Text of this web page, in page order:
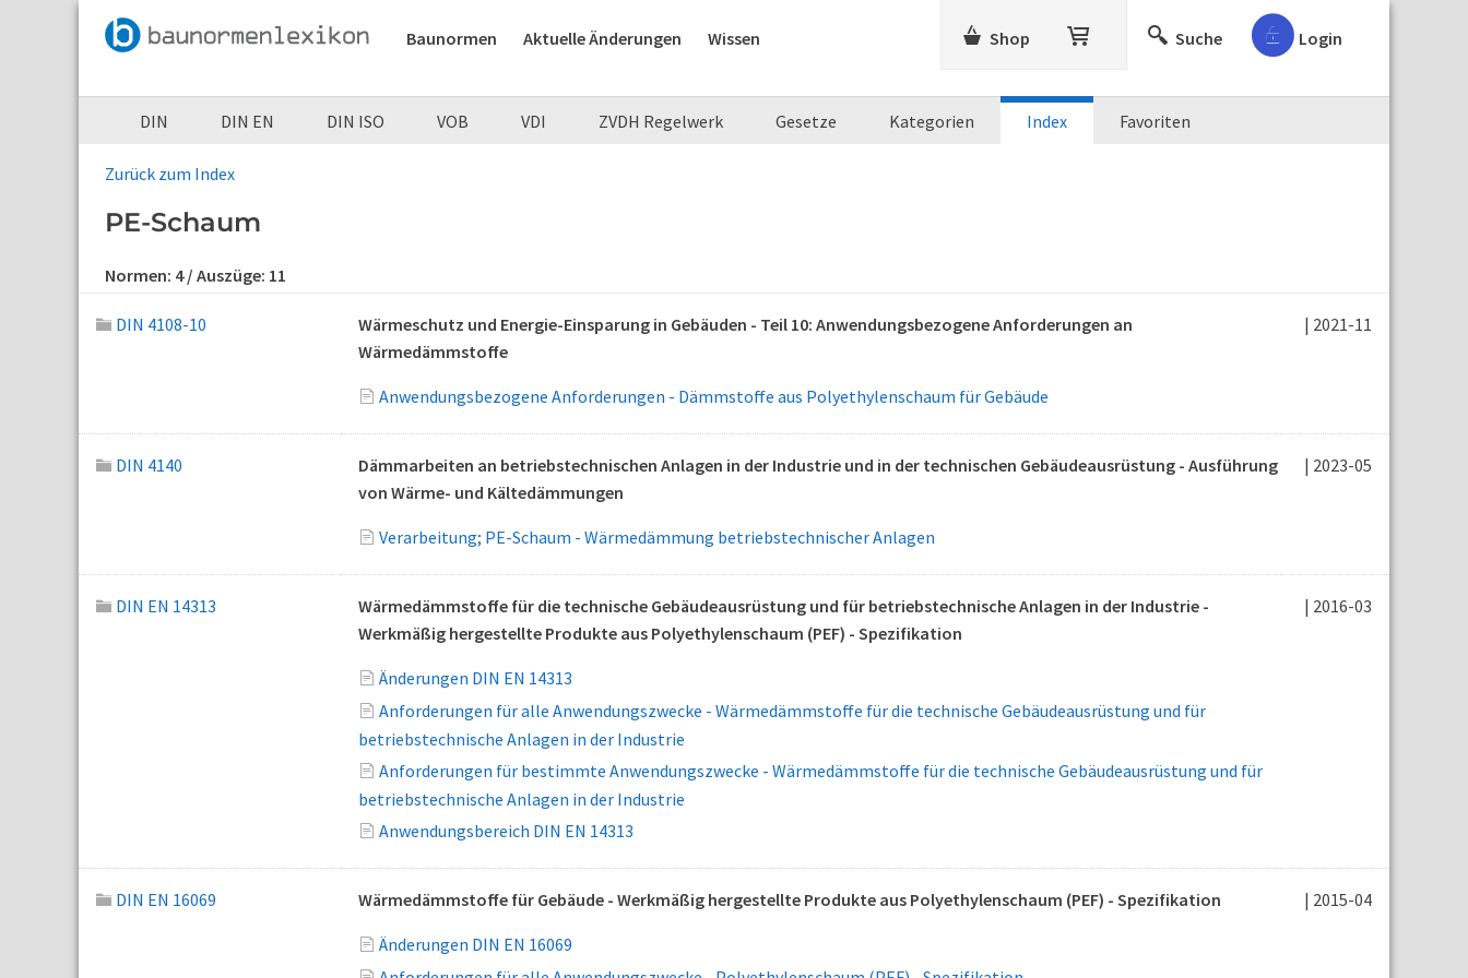
Baunormen Aktuelle Änderungen Wissen Shop Suche Login
DIN DIN EN DIN ISO VOB VDI ZVDH Regelwerk Gesetze Kategorien Index Favoriten
Zurück zum Index
PE-Schaum
Normen: 4/ Auszüge: 11
DIN 4108-10
Wärmeschutz und Energie-Einsparung in Gebäuden - Teil 10: Anwendungsbezogene Anforderungen an
Wärmedämmstoffe
| 2021-11
Anwendungsbezogene Anforderungen - Dämmstoffe aus Polyethylenschaum für Gebäude
DIN 4140
Dämmarbeiten an betriebstechnischen Anlagen in der Industrie und in der technischen Gebäudeausrüstung - Ausführung
von Wärme- und Kältedämmungen
| 2023-05
Verarbeitung; PE-Schaum - Wärmedämmung betriebstechnischer Anlagen
DIN EN 14313
Wärmedämmstoffe für die technische Gebäudeausrüstung und für betriebstechnische Anlagen in der Industrie -
Werkmäßig hergestellte Produkte aus Polyethylenschaum (PEF) - Spezifikation
| 2016-03
Änderungen DIN EN 14313
Anforderungen für alle Anwendungszwecke - Wärmedämmstoffe für die technische Gebäudeausrüstung und für
betriebstechnische Anlagen in der Industrie
Anforderungen für bestimmte Anwendungszwecke - Wärmedämmstoffe für die technische Gebäudeausrüstung und für
betriebstechnische Anlagen in der Industrie
Anwendungsbereich DIN EN 14313
DIN EN 16069 Wärmedämmstoffe für Gebäude - Werkmäßig hergestellte Produkte aus Polyethylenschaum (PEF) - Spezifikation | 2015-04
Änderungen DIN EN 16069